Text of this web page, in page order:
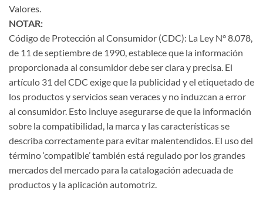
Valores.
NOTAR:
Código de Protección al Consumidor (CDC): La Ley N° 8.078,
de 11 de septiembre de 1990, establece que la información
proporcionada al consumidor debe ser clara y precisa. El
artículo 31 del CDC exige que la publicidad y el etiquetado de
los productos y servicios sean veraces y no induzcan a error
al consumidor. Esto incluye asegurarse de que la información
sobre la compatibilidad, la marca y las características se
describa correctamente para evitar malentendidos. El uso del
término ‘compatible’ también está regulado por los grandes
mercados del mercado para la catalogación adecuada de
productos y la aplicación automotriz.